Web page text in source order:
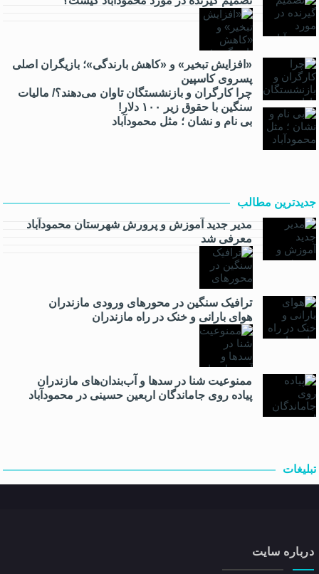
«افزایش تبخیر» و «کاهش بارندگی»؛ بازیگران اصلی
پسروی کاسپین
چرا کارگران و بازنشستگان تاوان می‌دهند؟/ مالیات
سنگین با حقوق زیر ۱۰۰ دلار!
بی نام و نشان ؛ مثل محمودآباد
جدیدترین مطالب
مدیر جدید آموزش و پرورش شهرستان محمودآباد
معرفی شد
ترافیک سنگین در محور‌های ورودی مازندران
هوای بارانی و خنک در راه مازندران
ممنوعیت شنا در سدها و آب‌بندان‌‌های مازندران
پیاده روی جاماندگان اربعین حسینی در محمودآباد
تبلیغات
درباره سایت